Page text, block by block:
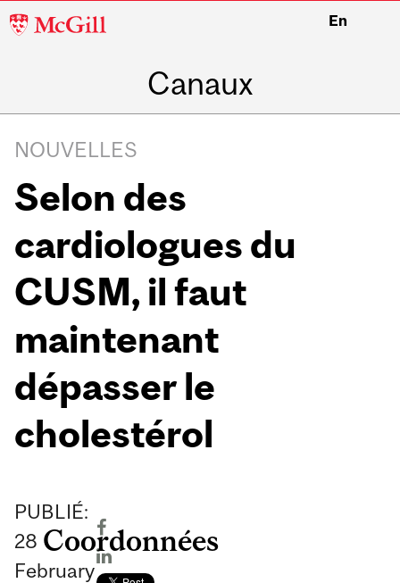
McGill
En
Canaux
NOUVELLES
Selon des
cardiologues du
CUSM, il faut
maintenant
dépasser le
cholestérol
PUBLIÉ:
28
February
Coordonnées